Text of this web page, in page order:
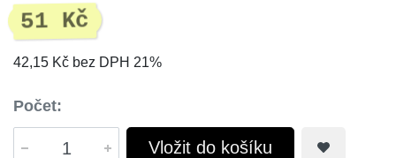
51 Kč
42,15 Kč bez DPH 21%
Počet:
Vložit do košíku